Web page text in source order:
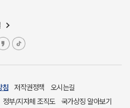
터
침 저작권정책
오시는길
정부/지자체 조직도 국가상징 알아보기